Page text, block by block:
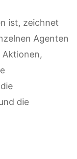
ist, zeichnet
Agenten
die